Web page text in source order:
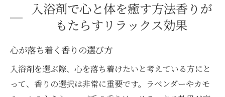
入浴剤でホームスパ体験を
ストレス解消に最適な入浴剤とはハーブの香り
で心を整える
ストレス解消に役立つハーブとは
心を整えるハーブの効果
入浴剤で心と体を癒す方法香りが
もたらすリラックス効果
心が落ち着く香りの選び方
入浴剤を選ぶ際、心を落ち着けたいと考えている方にと
って、香りの選択は非常に重要です。ラベンダーやカモ